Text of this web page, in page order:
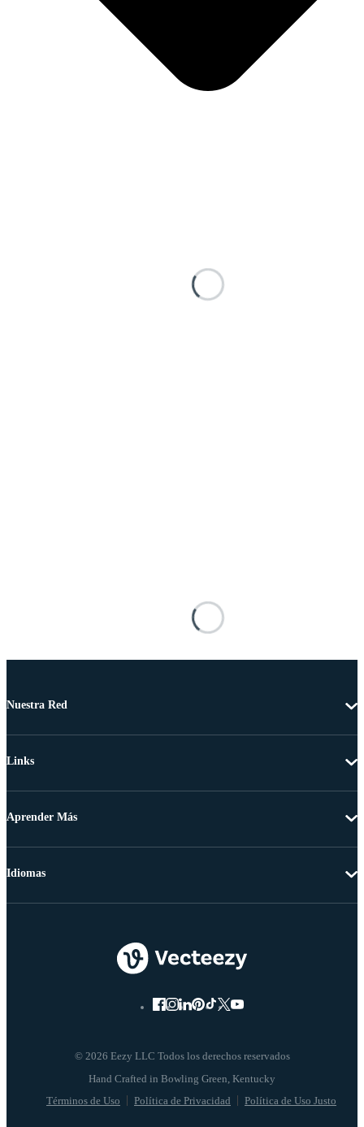
Nuestra Red
Links
Aprender Más
© 2026 Eezy LLC Todos los derechos reservados
Términos de Uso Política de Privacidad Política de Uso Justo
Idiomas